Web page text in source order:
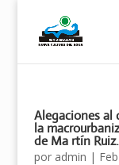
Alegaciones al
la
de Ma rtín Ruiz.
por admin |